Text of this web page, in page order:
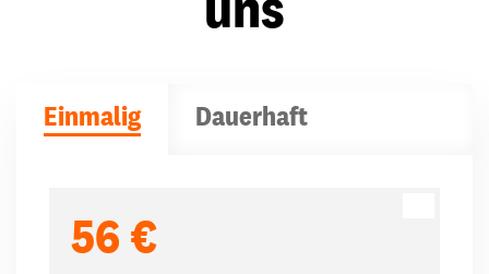
Einmalig Dauerhaft
56 €